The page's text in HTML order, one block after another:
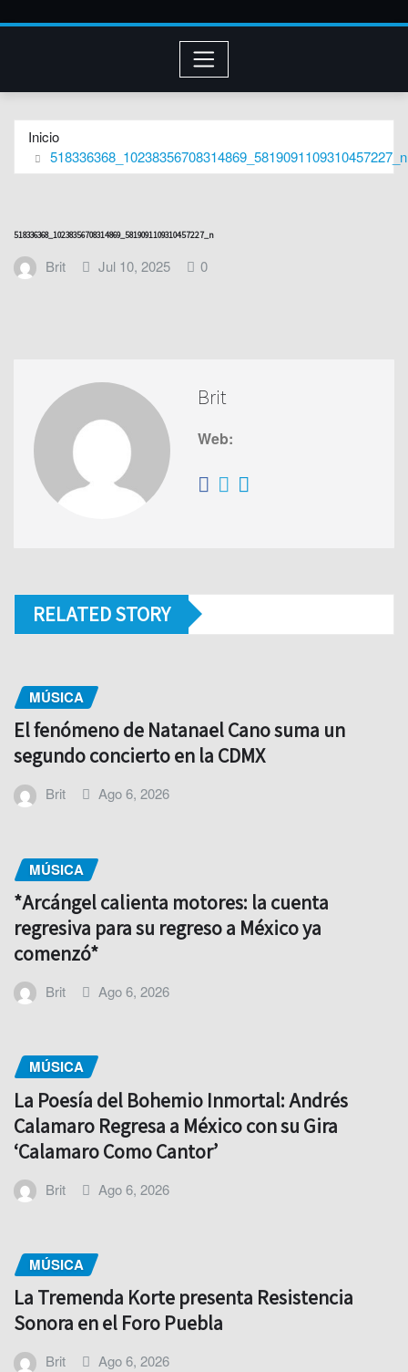
Inicio
518336368_10238356708314869_5819091109310457227_n
518336368_10238356708314869_5819091109310457227_n
Brit Jul 10, 2025 0
Brit
Web:
RELATED STORY
MÚSICA
El fenómeno de Natanael Cano suma un
segundo concierto en la CDMX
Brit Ago 6, 2026
MÚSICA
*Arcángel calienta motores: la cuenta
regresiva para su regreso a México ya
comenzó*
Brit Ago 6, 2026
MÚSICA
La Poesía del Bohemio Inmortal: Andrés
Calamaro Regresa a México con su Gira
‘Calamaro Como Cantor’
Brit Ago 6, 2026
MÚSICA
La Tremenda Korte presenta Resistencia
Sonora en el Foro Puebla
Brit Ago 6, 2026